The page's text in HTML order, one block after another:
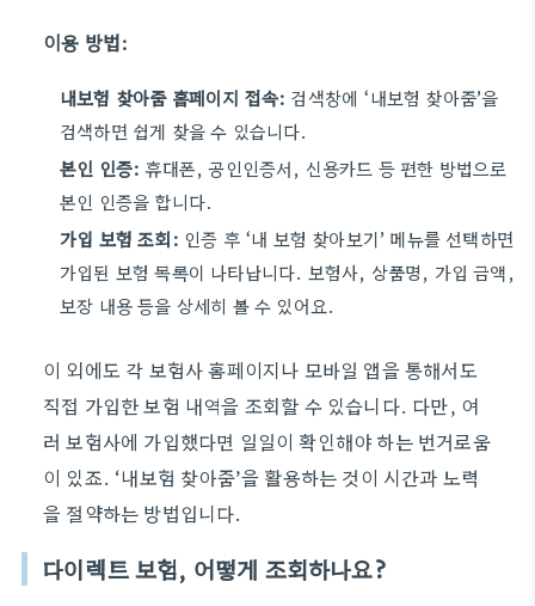
이용 방법:
내보험 찾아줌 홈페이지 접속: 검색창에 ‘내보험 찾아줌’을
검색하면 쉽게 찾을 수 있습니다.
본인 인증: 휴대폰, 공인인증서, 신용카드 등 편한 방법으로
본인 인증을 합니다.
가입 보험 조회: 인증 후 ‘내 보험 찾아보기’ 메뉴를 선택하면
가입된 보험 목록이 나타납니다. 보험사, 상품명, 가입 금액,
보장 내용 등을 상세히 볼 수 있어요.
이 외에도 각 보험사 홈페이지나 모바일 앱을 통해서도
직접 가입한 보험 내역을 조회할 수 있습니다. 다만, 여
러 보험사에 가입했다면 일일이 확인해야 하는 번거로움
이 있죠. ‘내보험 찾아줌’을 활용하는 것이 시간과 노력
을 절약하는 방법입니다.
다이렉트 보험, 어떻게 조회하나요?